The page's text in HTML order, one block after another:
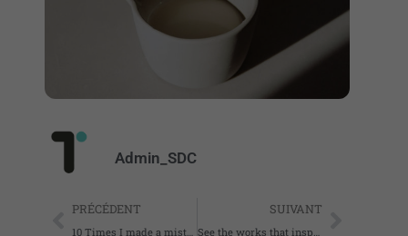
Admin_SDC
PRÉCÉDENT
10 Times I made a mistake
SUIVANT